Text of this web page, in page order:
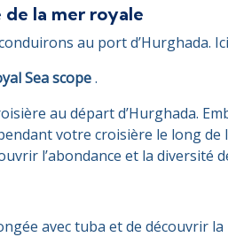
la mer royale
au port d’Hurghada.
Sea scope.
au départ d’Hurghada.
votre croisière le long de
l’abondance et la diversité
avec tuba et de découvrir